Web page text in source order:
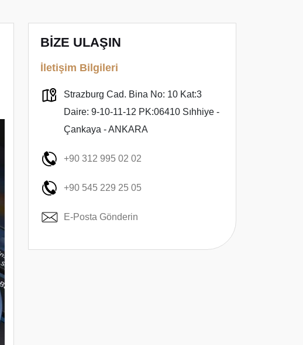
BİZE ULAŞIN
İletişim Bilgileri
Strazburg Cad. Bina No: 10 Kat:3
Daire: 9-10-11-12 PK:06410 Sıhhiye -
Çankaya - ANKARA
+90 312 995 02 02
+90 545 229 25 05
E-Posta Gönderin